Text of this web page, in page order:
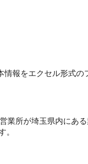
報をエクセル形式の
業所が埼玉県内にある
。